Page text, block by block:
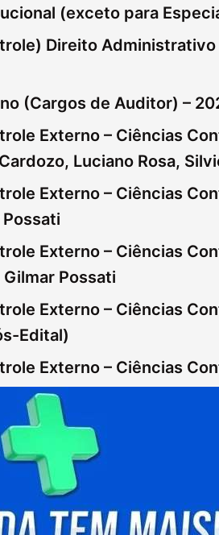
(exceto para
Direito
(Cargos de Auditor) –
Externo – Ciências
Luciano Rosa,
Externo – Ciências
Externo – Ciências
Possati
Externo – Ciências
Edital)
Externo – Ciências